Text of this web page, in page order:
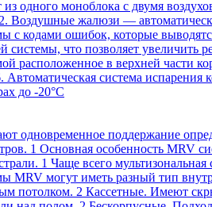
одного моноблока с двумя
Воздушные жалюзи —
кодами ошибок, которые
что позволяет увеличить
расположенное в верхней части
система
до -20°С
одновременное поддержание
1 Основная особенность MRV
1 Чаще всего
могут иметь разный тип
потолком. 2 Кассетные. Имеют